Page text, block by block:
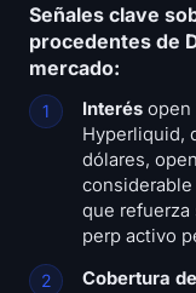
Señales clave
procedentes de
mercado:
Interés open
Hyperliquid,
dólares,
que refuerza
perp activo
Cobertura